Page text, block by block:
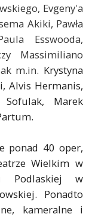
Evgeny'a
Akiki, Pawła
Esswooda,
Massimiliano
m.in. Krystyna
Alvis Hermanis,
Sofulak, Marek
ponad 40 oper,
Wielkim w
Podlaskiej w
Ponadto
kameralne i